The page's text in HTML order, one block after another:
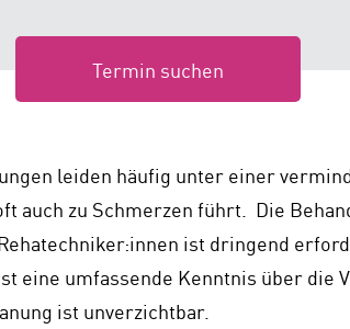
Termin suchen
leiden häufig unter einer
auch zu Schmerzen führt. Die
ist dringend
umfassende Kenntnis über die
ist unverzichtbar.